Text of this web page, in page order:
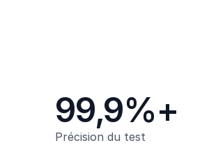
Précision du test
99,9%+